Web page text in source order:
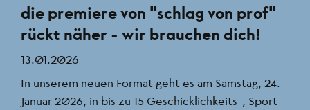
die premiere von "schlag von prof"
rückt näher - wir brauchen dich!
13.01.2026
In unserem neuen Format geht es am Samstag, 24.
Januar 2026, in bis zu 15 Geschicklichkeits-, Sport-